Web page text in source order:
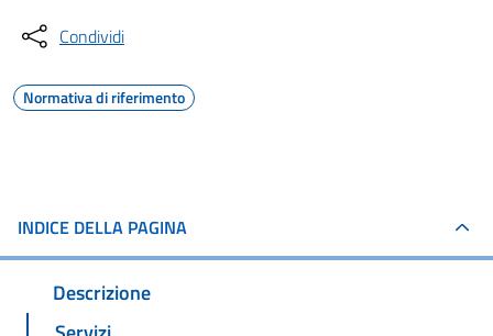
Condividi
Normativa di riferimento
INDICE DELLA PAGINA
Descrizione